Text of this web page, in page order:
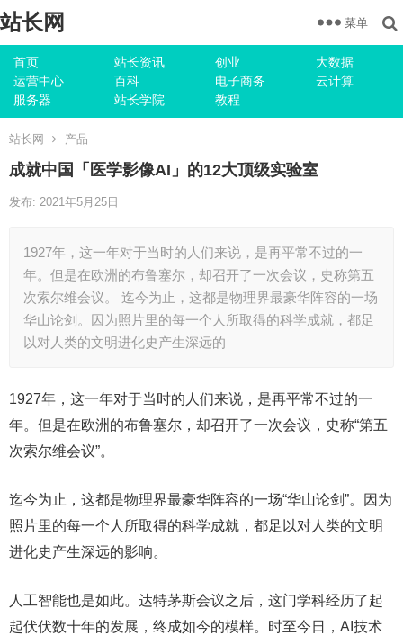
站长网
首页 站长资讯 创业
大数据
运营中心
百科 电子商务
云计算
服务器
站长学院 教程
菜单
站长网 产品
成就中国「医学影像AI」的12大顶级实验室
发布: 2021年5月25日
1927年，这一年对于当时的人们来说，是再平常不过的一
年。但是在欧洲的布鲁塞尔，却召开了一次会议，史称第五
次索尔维会议。 迄今为止，这都是物理界最豪华阵容的一场
华山论剑。因为照片里的每一个人所取得的科学成就，都足
以对人类的文明进化史产生深远的
1927年，这一年对于当时的人们来说，是再平常不过的一
年。但是在欧洲的布鲁塞尔，却召开了一次会议，史称“第五
次索尔维会议”。
迄今为止，这都是物理界最豪华阵容的一场“华山论剑”。因为
照片里的每一个人所取得的科学成就，都足以对人类的文明
进化史产生深远的影响。
人工智能也是如此。达特茅斯会议之后，这门学科经历了起
起伏伏数十年的发展，终成如今的模样。时至今日，AI技术